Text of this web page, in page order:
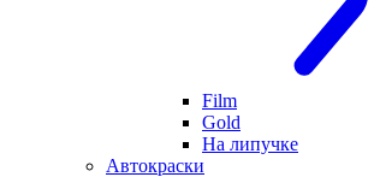
Film
Gold
На липучке
Автокраски